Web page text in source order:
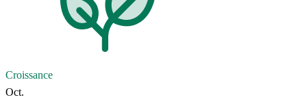
Croissance
Oct.